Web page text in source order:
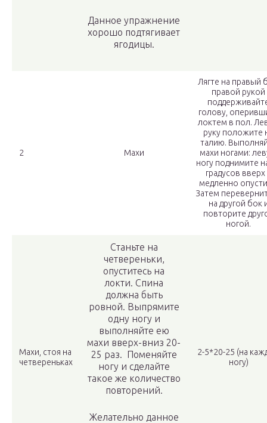
Данное упражнение
хорошо подтягивает
ягодицы.
2 Махи
Лягте на правый
правой рукой
голову,
локтем в пол.
руку положите
талию.
махи ногами:
ногу поднимите
градусов вверх
медленно
Затем
на другой бок
повторите
ногой.
Махи, стоя на
четвереньках
Станьте на
четвереньки,
опуститесь на
локти. Спина
должна быть
ровной. Выпрямите
одну ногу и
выполняйте ею
махи вверх-вниз 20-
25 раз. Поменяйте
ногу и сделайте
такое же количество
повторений.
Желательно данное
2-5*20-25 (на
ногу)